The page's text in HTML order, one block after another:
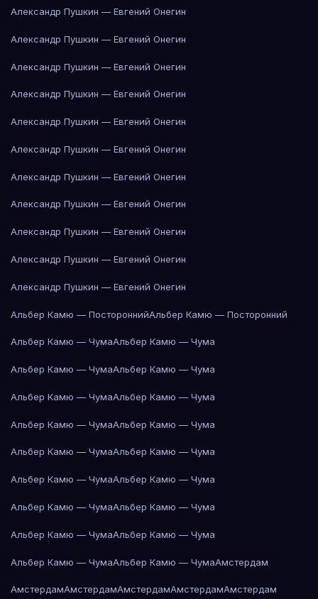
Александр Пушкин — Евгений Онегин
Александр Пушкин — Евгений Онегин
Александр Пушкин — Евгений Онегин
Александр Пушкин — Евгений Онегин
Александр Пушкин — Евгений Онегин
Александр Пушкин — Евгений Онегин
Александр Пушкин — Евгений Онегин
Александр Пушкин — Евгений Онегин
Александр Пушкин — Евгений Онегин
Александр Пушкин — Евгений Онегин
Александр Пушкин — Евгений Онегин
Альбер Камю — ПостороннийАльбер Камю — Посторонний
Альбер Камю — ЧумаАльбер Камю — Чума
Альбер Камю — ЧумаАльбер Камю — Чума
Альбер Камю — ЧумаАльбер Камю — Чума
Альбер Камю — ЧумаАльбер Камю — Чума
Альбер Камю — ЧумаАльбер Камю — Чума
Альбер Камю — ЧумаАльбер Камю — Чума
Альбер Камю — ЧумаАльбер Камю — Чума
Альбер Камю — ЧумаАльбер Камю — Чума
Альбер Камю — ЧумаАльбер Камю — ЧумаАмстердам
АмстердамАмстердамАмстердамАмстердамАмстердам